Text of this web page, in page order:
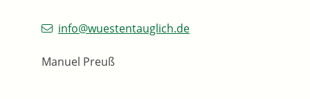
info@wuestentauglich.de
Manuel Preuß